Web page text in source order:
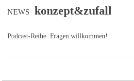
NEWS konzept&zufall
Podcast-Reihe. Fragen willkommen!